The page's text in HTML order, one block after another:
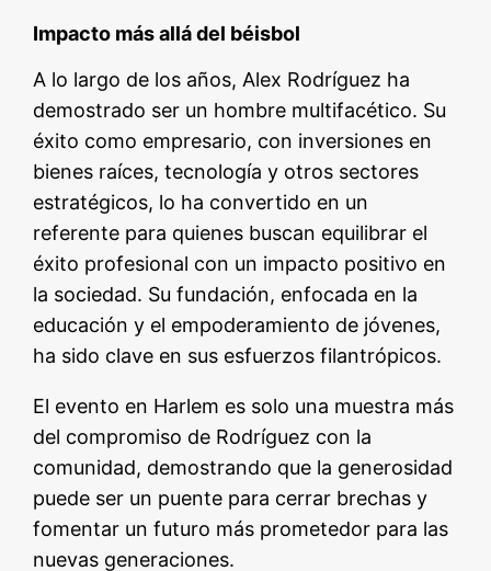
Impacto más allá del béisbol
A lo largo de los años, Alex Rodríguez ha
demostrado ser un hombre multifacético. Su
éxito como empresario, con inversiones en
bienes raíces, tecnología y otros sectores
estratégicos, lo ha convertido en un
referente para quienes buscan equilibrar el
éxito profesional con un impacto positivo en
la sociedad. Su fundación, enfocada en la
educación y el empoderamiento de jóvenes,
ha sido clave en sus esfuerzos filantrópicos.
El evento en Harlem es solo una muestra más
del compromiso de Rodríguez con la
comunidad, demostrando que la generosidad
puede ser un puente para cerrar brechas y
fomentar un futuro más prometedor para las
nuevas generaciones.